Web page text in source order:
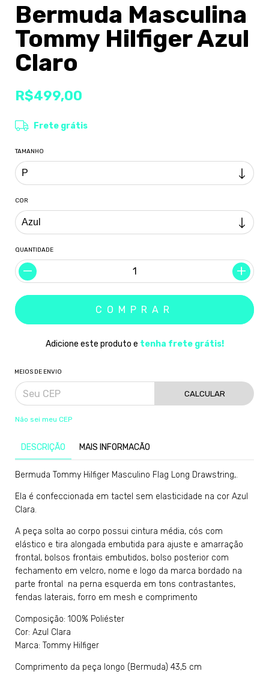
Bermuda Masculina
Tommy Hilfiger Azul
Claro
R$499,00
Frete grátis
TAMANHO
COR
QUANTIDADE
Adicione este produto e tenha frete grátis!
MEIOS DE ENVIO
CALCULAR
Não sei meu CEP
DESCRIÇÃO MAIS INFORMACÃO
Bermuda Tommy Hilfiger Masculino Flag Long Drawstring,.
Ela é confeccionada em tactel sem elasticidade na cor Azul
Clara.
A peça solta ao corpo possui cintura média, cós com
elástico e tira alongada embutida para ajuste e amarração
frontal, bolsos frontais embutidos, bolso posterior com
fechamento em velcro, nome e logo da marca bordado na
parte frontal na perna esquerda em tons contrastantes,
fendas laterais, forro em mesh e comprimento
Composição: 100% Poliéster
Cor: Azul Clara
Marca: Tommy Hilfiger
Comprimento da peça longo (Bermuda) 43,5 cm